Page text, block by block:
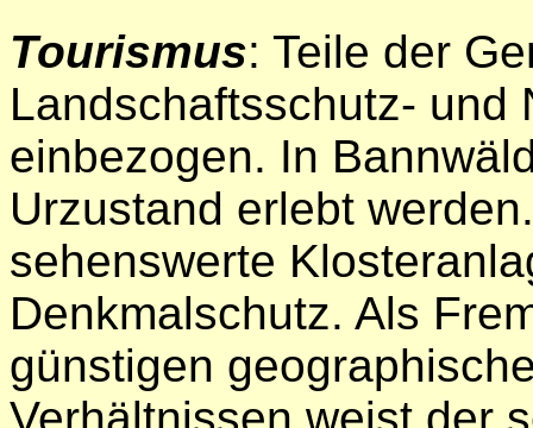
Tourismus: Teile der
Landschaftsschutz- und
einbezogen. In
Urzustand erlebt
sehenswerte
Denkmalschutz. Als
günstigen